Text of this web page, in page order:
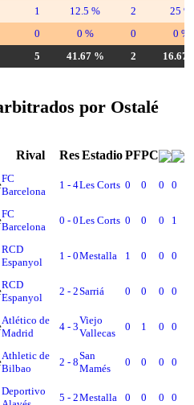
1 12.5 % 2
25 %
0 0 % 0
0 %
5 41.67 % 2 16.67
por Ostalé
Rival ResEstadioPFPC
FC
Barcelona
1 - 4Les Corts 0 0 0 0
FC
Barcelona
0 - 0Les Corts 0 0 0 1
RCD
Espanyol
1 - 0Mestalla 1 0 0 0
RCD
Espanyol
2 - 2Sarriá 0 0 0 0
Atlético de
Madrid
4 - 3
Viejo
Vallecas
0 1 0 0
Athletic de
Bilbao
2 - 8
San
Mamés
0 0 0 0
Deportivo
5 - 2Mestalla 0 0 0 0